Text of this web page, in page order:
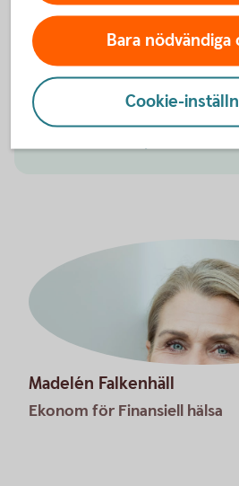
använder Swedbanks
betala ut pengar till dig. Det kan
bidrag eller studiemedel från
ditt konto så att du får dina
Guide – så ansluter du ditt
Madelén Falkenhäll
Ekonom för Finansiell hälsa
Bara nödvändiga
Cookie-